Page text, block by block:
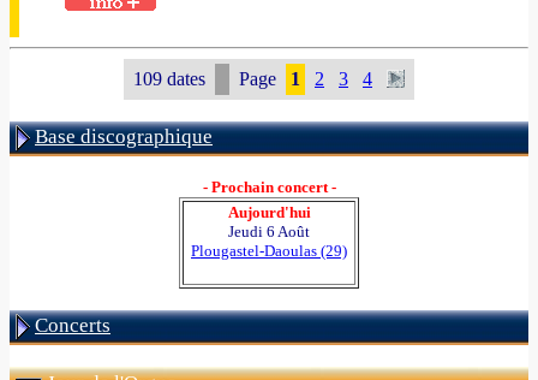
109 dates Page 1 2 3 4
Base discographique
- Prochain concert -
Aujourd'hui
Jeudi 6 Août
Plougastel-Daoulas (29)
Concerts